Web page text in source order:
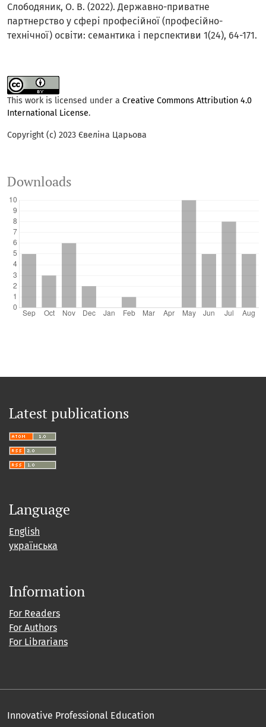
Слободяник, О. В. (2022). Державно-приватне
партнерство у сфері професійної (професійно-
технічної) освіти: семантика і перспективи 1(24), 64-171.
This work is licensed under a Creative Commons Attribution 4.0
International License.
Copyright (c) 2023 Євеліна Царьова
Downloads
Latest publications
Language
English
українська
Information
For Readers
For Authors
For Librarians
Innovative Professional Education